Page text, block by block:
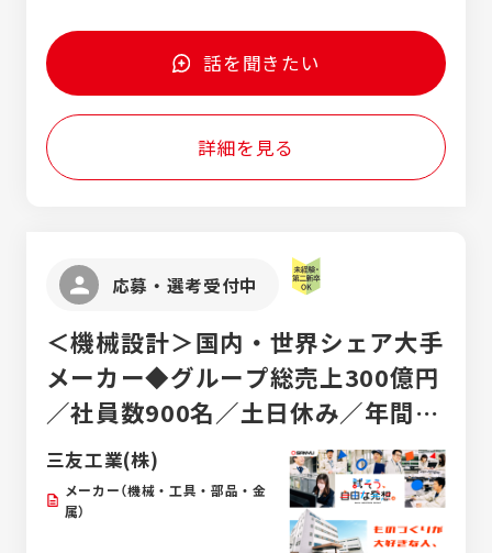
・現場代理人の経験者、または、ＣＣＮＰ・
ＣＣＩＥ、ＮＷ・ＤＢスペシャリスト ■求め
る人材像 ・チャレンジ精神・好奇心旺盛な方
・目的意識・実行力のある方 ・コミュニケー
ション能力の高い方
験・資格により上下する可能性があります。
6階 （最寄駅：伏見駅、徒歩5分） ※転勤：工
事対応で他県に出張の可能性有り（特に静
岡・長野県） 受動喫煙対策：屋内執務フロア
全面禁煙
話を聞きたい
詳細を見る
応募・選考受付中
＜機械設計＞国内・世界シェア大手
メーカー◆グループ総売上300億円
／社員数900名／土日休み／年間休
日120日！
三友工業(株)
メーカー（機械・工具・部品・金
属）